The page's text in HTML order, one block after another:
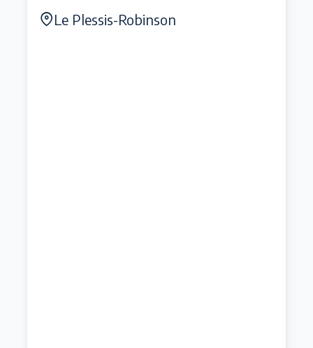
Le Plessis-Robinson